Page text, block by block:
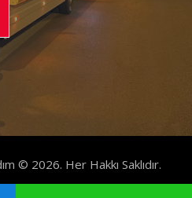
© 2026. Her Hakkı Saklıdır.